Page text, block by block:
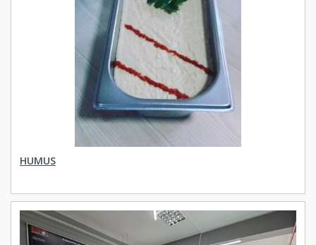
HUMUS